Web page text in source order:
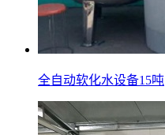
全自动软化水设备15吨